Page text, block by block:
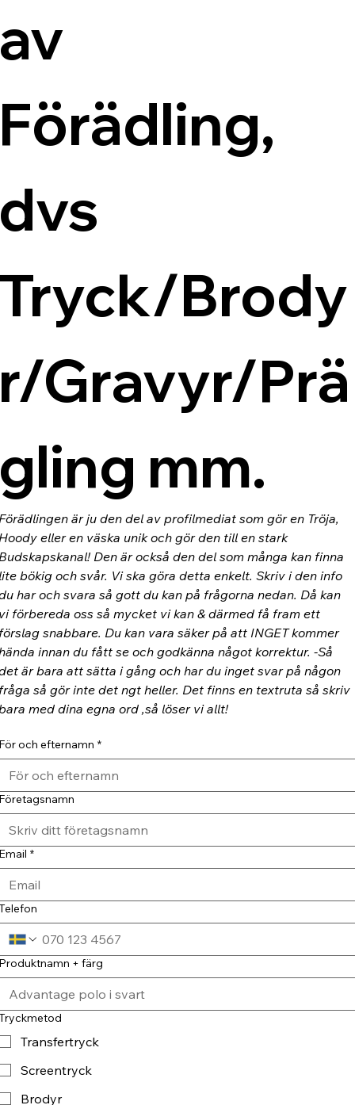
Brody
Gravyr/Prä
mm.
är ju den del av profilmediat som gör en Tröja,
eller en väska unik och gör den till en stark
Den är också den del som många kan finna
bökig och svår. Vi ska göra detta enkelt. Skriv i den info
har och svara så gott du kan på frågorna nedan. Då kan
förbereda oss så mycket vi kan & därmed få fram ett
snabbare. Du kan vara säker på att INGET kommer
innan du fått se och godkänna något korrektur. -Så
är bara att sätta i gång och har du inget svar på någon
så gör inte det ngt heller. Det finns en textruta så skriv
med dina egna ord ,så löser vi allt!
och efternamn *
*
+ färg
Transfertryck
Screentryck
Brodyr